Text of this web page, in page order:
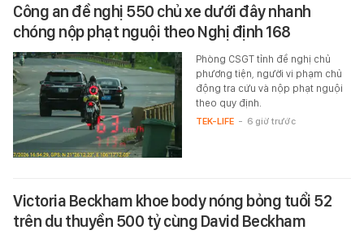
Công an đề nghị 550 chủ xe dưới đây nhanh
chóng nộp phạt nguội theo Nghị định 168
Phòng CSGT tỉnh đề nghị chủ
phương tiện, người vi phạm chủ
động tra cứu và nộp phạt nguội
theo quy định.
TEK-LIFE - 6 giờ trước
Victoria Beckham khoe body nóng bỏng tuổi 52
trên du thuyền 500 tỷ cùng David Beckham